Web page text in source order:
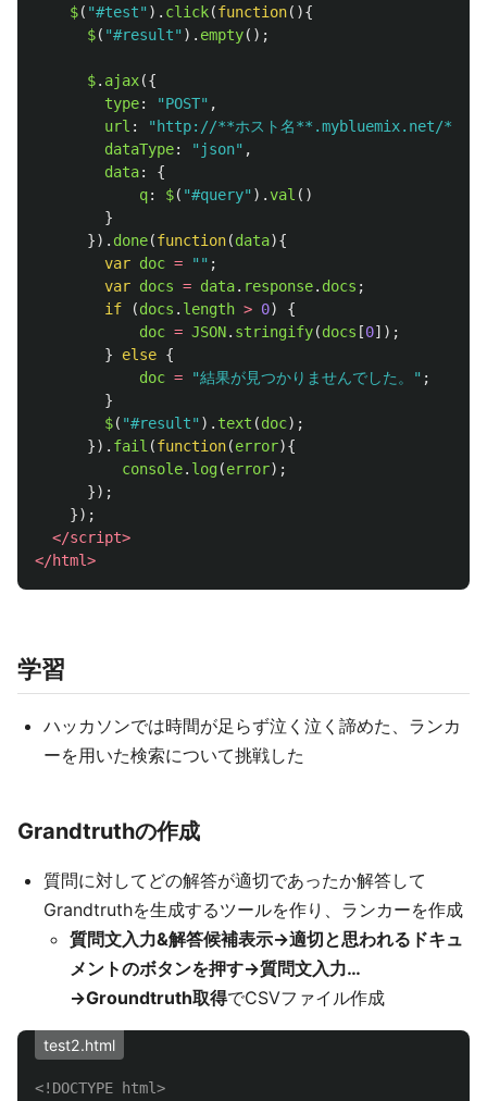
$( "#test" ). click(function(){
$( "#result" ). empty();
$. ajax({
type: "POST" ,
url : " http://**ホスト名**.mybluemix.net/
dataType: " json" ,
data:
{
q: $( "#query" ).val ()
}
}). done(function(data){
var doc = "" ;
var docs = data. response. docs ;
if
(docs . length > 0)
{
doc = JSON. stringify(docs [0]);
}
else {
doc = "結果が見つかりませんでした。 " ;
}
$( "#result" ). text (doc);
}). fail (function(error){
console. log(error);
});
});
</script>
</html>
学習
ハッカソンでは時間が足らず泣く泣く諦めた、ランカ
ーを用いた検索について挑戦した
Grandtruthの作成
質問に対してどの解答が適切であったか解答して
Grandtruthを生成するツールを作り、ランカーを作成
質問文入力&解答候補表示→適切と思われるドキュ
メントのボタンを押す→質問文入力…
→Groundtruth取得でCSVファイル作成
test2.html
<!DOCTYPE html>